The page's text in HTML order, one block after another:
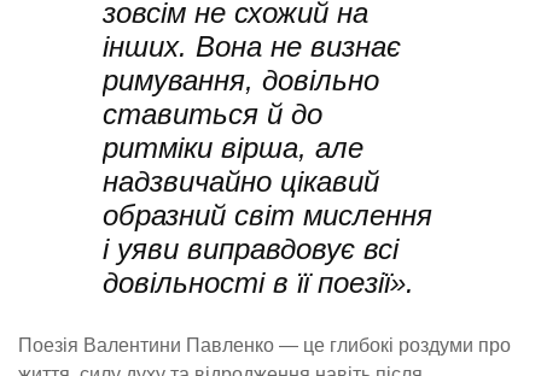
зовсім не схожий на
інших. Вона не визнає
римування, довільно
ставиться й до
ритміки вірша, але
надзвичайно цікавий
образний світ мислення
і уяви виправдовує всі
довільності в її поезії».
Поезія Валентини Павленко — це глибокі роздуми про